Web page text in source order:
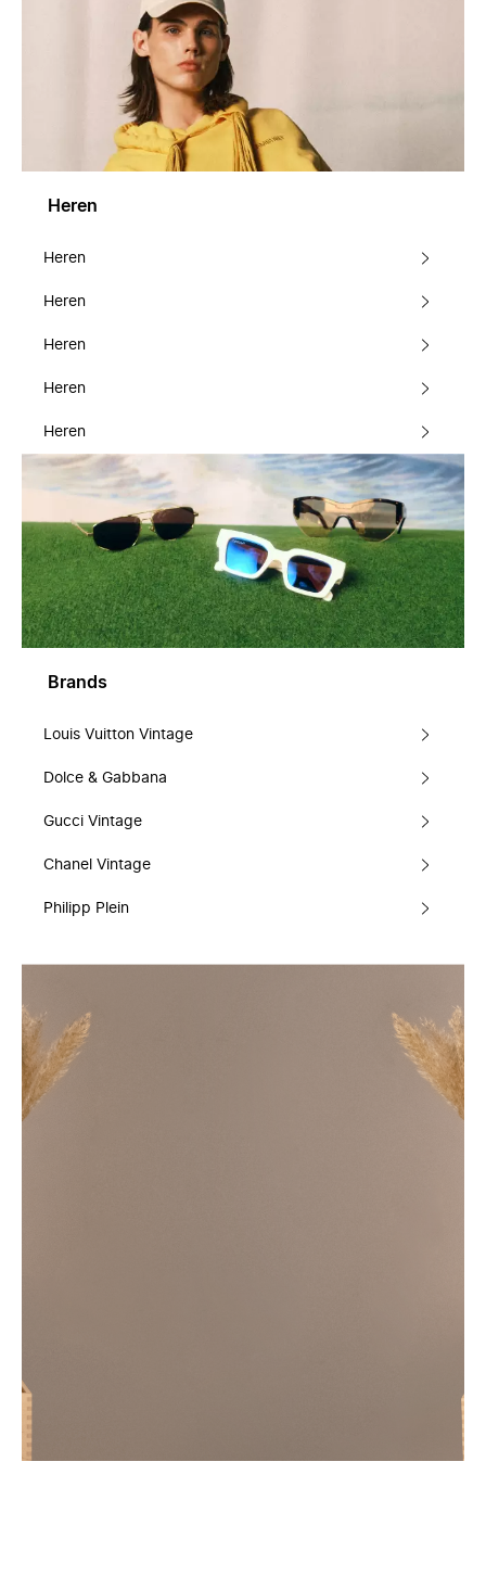
Heren
Heren
Heren
Heren
Heren
Heren
Brands
Louis Vuitton Vintage
Dolce & Gabbana
Gucci Vintage
Chanel Vintage
Philipp Plein